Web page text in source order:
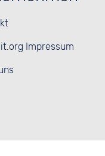
Impressum